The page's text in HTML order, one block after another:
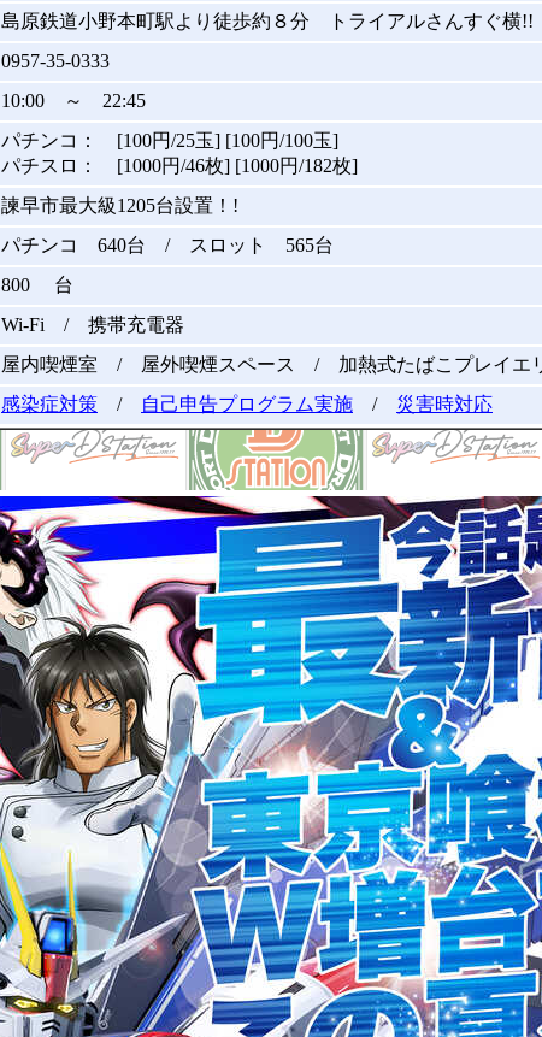
島原鉄道小野本町駅より徒歩約８分 トライアルさんすぐ横!!
0957-35-0333
10:00 ～ 22:45
パチンコ： [100円/25玉] [100円/100玉]
パチスロ： [1000円/46枚] [1000円/182枚]
諫早市最大級1205台設置！!
パチンコ 640台 / スロット 565台
800 台
Wi-Fi / 携帯充電器
屋内喫煙室 / 屋外喫煙スペース / 加熱式たばこプレイエ
感染症対策 / 自己申告プログラム実施 / 災害時対応